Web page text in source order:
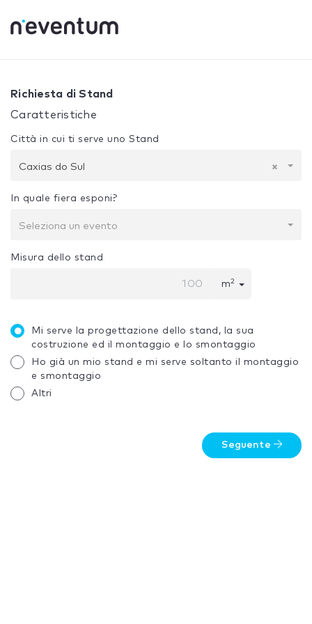
La tua selezione:
Richiesta di Stand
Caratteristiche
Città in cui ti serve uno Stand
×
Caxias do Sul
In quale fiera esponi?
Seleziona un evento
Misura dello stand
m2
Mi serve la progettazione dello stand, la sua
costruzione ed il montaggio e lo smontaggio
Ho già un mio stand e mi serve soltanto il montaggio
e smontaggio
Altri
Seguente